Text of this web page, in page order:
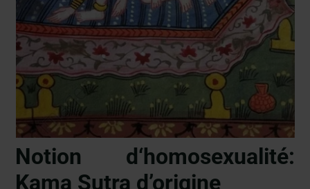
Notion d‘homosexualité:
Kama Sutra d’origine